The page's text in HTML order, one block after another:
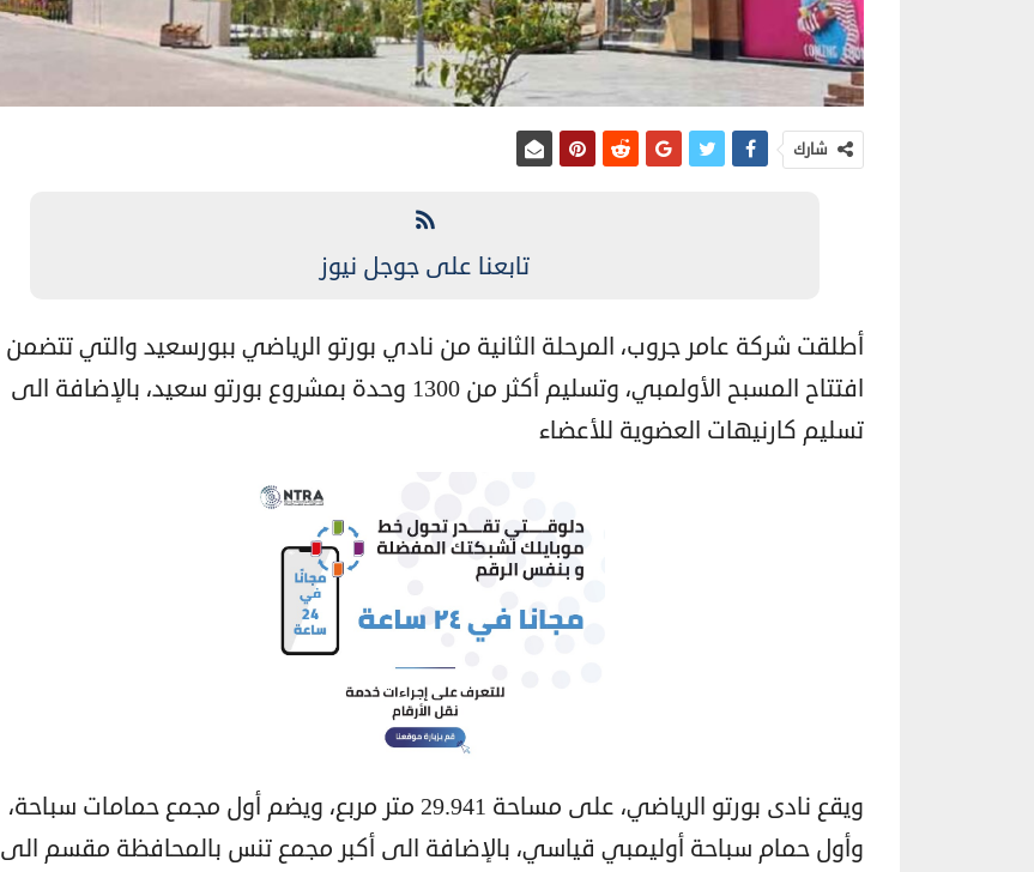
شارك
تابعنا على جوجل نيوز
أطلقت شركة عامر جروب، المرحلة الثانية من نادي بورتو الرياضي ببورسعيد والتي تتضمن
افتتاح المسبح الأولمبي، وتسليم أكثر من 1300 وحدة بمشروع بورتو سعيد، بالإضافة الى
تسليم كارنيهات العضوية للأعضاء
ويقع نادى بورتو الرياضي، على مساحة 29.941 متر مربع، ويضم أول مجمع حمامات سباحة،
وأول حمام سباحة أوليمبي قياسي، بالإضافة الى أكبر مجمع تنس بالمحافظة مقسم الى